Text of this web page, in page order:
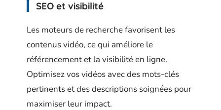
SEO et visibilité
Les moteurs de recherche favorisent les
contenus vidéo, ce qui améliore le
référencement et la visibilité en ligne.
Optimisez vos vidéos avec des mots-clés
pertinents et des descriptions soignées pour
maximiser leur impact.